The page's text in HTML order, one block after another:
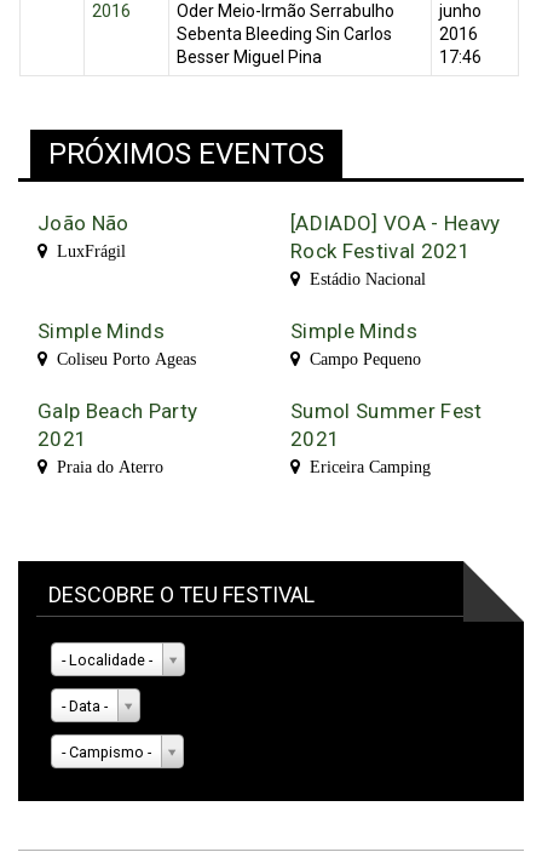
2016
Oder Meio-Irmão Serrabulho
Sebenta Bleeding Sin Carlos
Besser Miguel Pina
junho
2016
17:46
PRÓXIMOS EVENTOS
João Não
LuxFrágil
[ADIADO] VOA - Heavy
Rock Festival 2021
Estádio Nacional
Simple Minds
Coliseu Porto Ageas
Simple Minds
Campo Pequeno
Galp Beach Party
2021
Praia do Aterro
Sumol Summer Fest
2021
Ericeira Camping
DESCOBRE O TEU FESTIVAL
- Localidade -
- Data -
- Campismo -